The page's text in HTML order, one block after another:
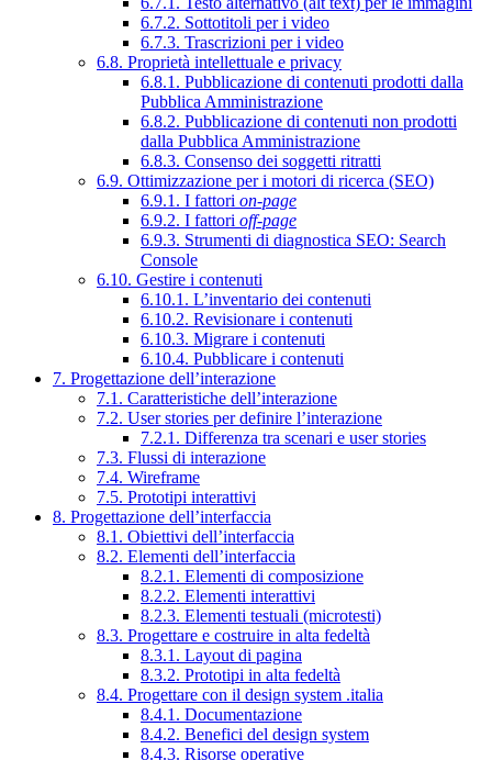
6.7.2. Sottotitoli per i video
6.7.3. Trascrizioni per i video
6.8. Proprietà intellettuale e privacy
6.8.1. Pubblicazione di contenuti prodotti dalla
Pubblica Amministrazione
6.8.2. Pubblicazione di contenuti non prodotti
dalla Pubblica Amministrazione
6.8.3. Consenso dei soggetti ritratti
6.9. Ottimizzazione per i motori di ricerca (SEO)
6.9.1. I fattori on-page
6.9.2. I fattori off-page
6.9.3. Strumenti di diagnostica SEO: Search
Console
6.10. Gestire i contenuti
6.10.1. L’inventario dei contenuti
6.10.2. Revisionare i contenuti
6.10.3. Migrare i contenuti
6.10.4. Pubblicare i contenuti
7. Progettazione dell’interazione
7.1. Caratteristiche dell’interazione
7.2. User stories per definire l’interazione
7.2.1. Differenza tra scenari e user stories
7.3. Flussi di interazione
7.4. Wireframe
7.5. Prototipi interattivi
8. Progettazione dell’interfaccia
8.1. Obiettivi dell’interfaccia
8.2. Elementi dell’interfaccia
8.2.1. Elementi di composizione
8.2.2. Elementi interattivi
8.2.3. Elementi testuali (microtesti)
8.3. Progettare e costruire in alta fedeltà
8.3.1. Layout di pagina
8.3.2. Prototipi in alta fedeltà
8.4. Progettare con il design system .italia
8.4.1. Documentazione
8.4.2. Benefici del design system
8.4.3. Risorse operative